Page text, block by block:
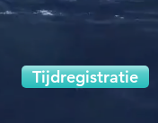
Tijdregistratie